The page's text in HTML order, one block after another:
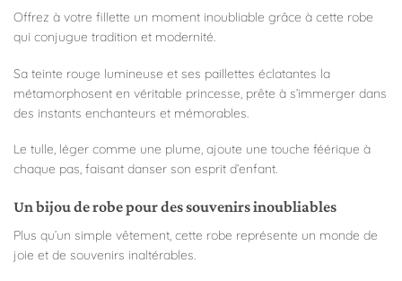
Offrez à votre fillette un moment inoubliable grâce à cette robe
qui conjugue tradition et modernité.
Sa teinte rouge lumineuse et ses paillettes éclatantes la
métamorphosent en véritable princesse, prête à s’immerger dans
des instants enchanteurs et mémorables.
Le tulle, léger comme une plume, ajoute une touche féérique à
chaque pas, faisant danser son esprit d’enfant.
Un bijou de robe pour des souvenirs inoubliables
Plus qu’un simple vêtement, cette robe représente un monde de
joie et de souvenirs inaltérables.